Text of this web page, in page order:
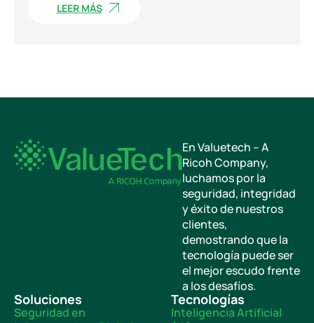
LEER MÁS
En Valuetech – A
Ricoh Company,
luchamos por la
seguridad, integridad
y éxito de nuestros
clientes,
demostrando que la
tecnología puede ser
el mejor escudo frente
a los desafíos.
Soluciones
Seguridad en
Tecnologías
Inteligencia Artificial